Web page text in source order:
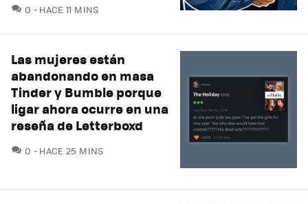
0 COMENTARIOS
HACE 11 MINS
Las mujeres están
abandonando en masa
Tinder y Bumble porque
ligar ahora ocurre en una
reseña de Letterboxd
0 COMENTARIOS
HACE 25 MINS